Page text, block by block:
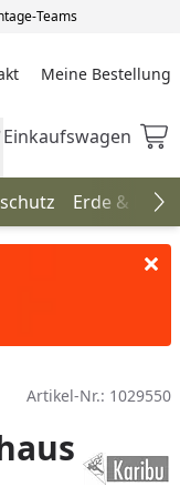
Teams
Meine Bestellung
Meine Bestellung
Einkaufswagen
Einkaufswagen
Erde &
Artikel-Nr.: 1029550